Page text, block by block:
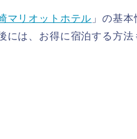
マリオットホテル 」の基
には、お得に宿泊する方